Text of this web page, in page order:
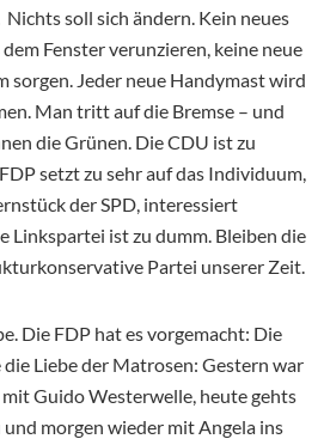
soll sich ändern. Kein neues
Fenster verunzieren, keine neue
sorgen. Jeder neue Handymast wird
Man tritt auf die Bremse – und
die Grünen. Die CDU ist zu
setzt zu sehr auf das Individuum,
der SPD, interessiert
Linkspartei ist zu dumm. Bleiben die
Partei unserer Zeit.
Die FDP hat es vorgemacht: Die
Liebe der Matrosen: Gestern war
Guido Westerwelle, heute gehts
morgen wieder mit Angela ins